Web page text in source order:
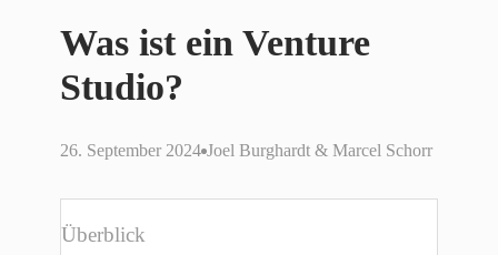
Was ist ein Venture
Studio?
26. September 2024 Joel Burghardt & Marcel Schorr
Überblick